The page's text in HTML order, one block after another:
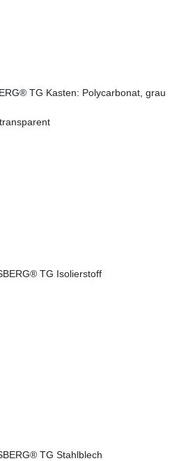
TG Kasten: Polycarbonat, grau
TG Isolierstoff
TG Stahlblech